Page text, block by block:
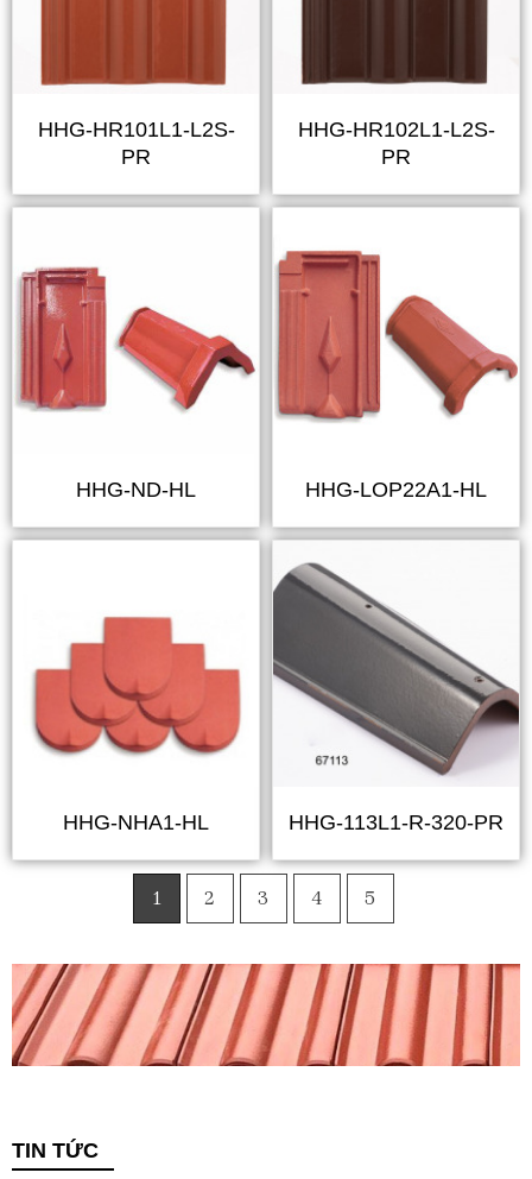
HHG-HR101L1-L2S-
PR
HHG-HR102L1-L2S-
PR
HHG-ND-HL HHG-LOP22A1-HL
HHG-NHA1-HL HHG-113L1-R-320-PR
1 2 3 4 5
TIN TỨC